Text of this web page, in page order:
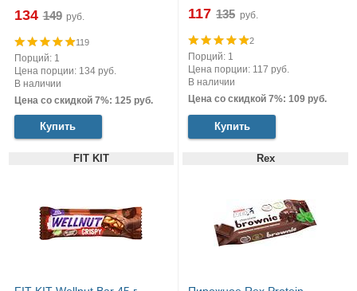
134 руб.
119
Порций: 1
Цена порции: 134 руб.
В наличии
Цена со скидкой 7%: 125 руб.
Купить
117 руб.
2
Порций: 1
Цена порции: 117 руб.
В наличии
Цена со скидкой 7%: 109 руб.
Купить
FIT KIT Rex